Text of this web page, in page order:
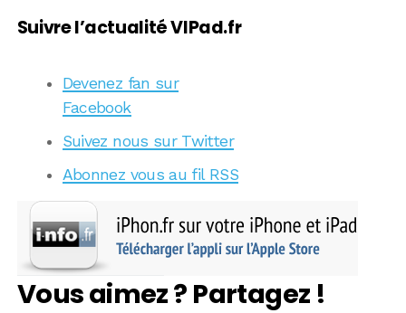
Suivre l’actualité VIPad.fr
Devenez fan sur
Facebook
Suivez nous sur Twitter
Abonnez vous au fil RSS
Vous aimez ? Partagez !